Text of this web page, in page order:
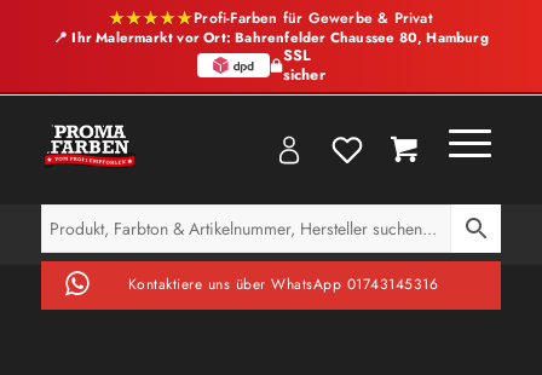
★★★★★Profi-Farben für Gewerbe & Privat
📍 Ihr Malermarkt vor Ort: Bahrenfelder Chaussee 80, Hamburg
SSL
sicher
Kontaktiere uns über WhatsApp 01743145316